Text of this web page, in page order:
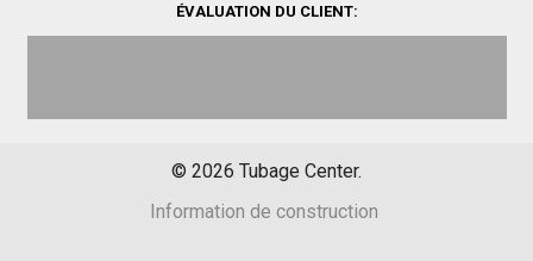
ÉVALUATION DU CLIENT:
© 2026 Tubage Center.
Information de construction